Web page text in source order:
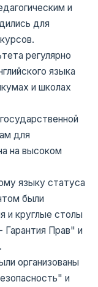
и
для
регулярно
языка
и школах
для
на высоком
языку статуса
были
и круглые столы
Прав" и
организованы
и